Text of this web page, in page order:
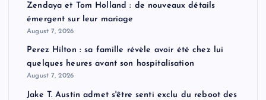
Zendaya et Tom Holland : de nouveaux détails
émergent sur leur mariage
August 7, 2026
Perez Hilton : sa famille révèle avoir été chez lui
quelques heures avant son hospitalisation
August 7, 2026
Jake T. Austin admet s'être senti exclu du reboot des